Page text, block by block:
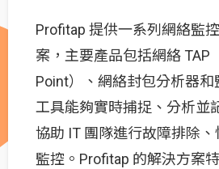
Profitap 提供一系列網絡監
案，主要產品包括網絡 TAP
Point）、網絡封包分析器
工具能夠實時捕捉、分析並
協助 IT 團隊進行故障排除
監控。Profitap 的解決方案